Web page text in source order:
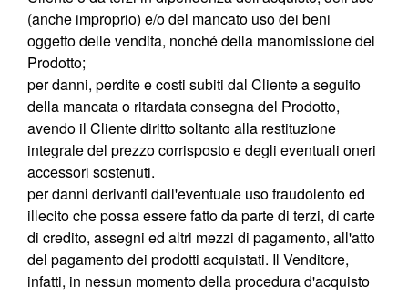
(anche improprio) e/o del mancato uso dei beni
oggetto delle vendita, nonché della manomissione del
Prodotto;
per danni, perdite e costi subiti dal Cliente a seguito
della mancata o ritardata consegna del Prodotto,
avendo il Cliente diritto soltanto alla restituzione
integrale del prezzo corrisposto e degli eventuali oneri
accessori sostenuti.
per danni derivanti dall'eventuale uso fraudolento ed
illecito che possa essere fatto da parte di terzi, di carte
di credito, assegni ed altri mezzi di pagamento, all'atto
del pagamento dei prodotti acquistati. Il Venditore,
infatti, in nessun momento della procedura d'acquisto